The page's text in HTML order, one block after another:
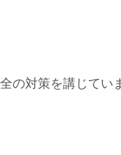
の対策を講じてい